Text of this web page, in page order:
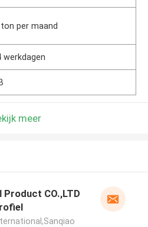
per maand
werkdagen
meer
Product CO.,LTD